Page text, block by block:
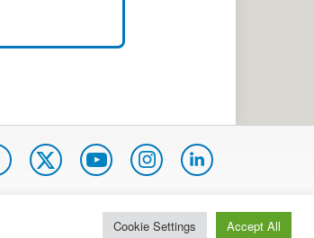
Cookie Settings Accept All